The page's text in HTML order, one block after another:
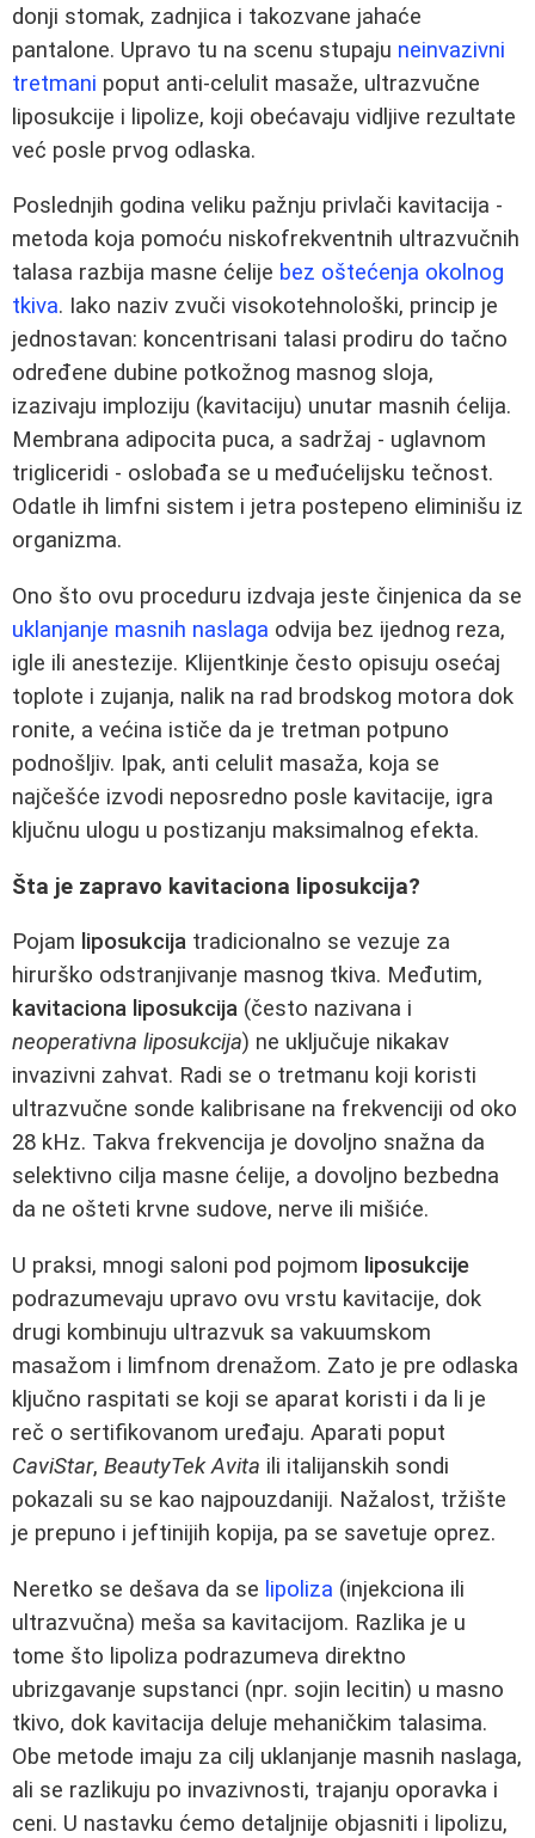
donji stomak, zadnjica i takozvane jahaće
pantalone. Upravo tu na scenu stupaju neinvazivni
tretmani poput anti‑celulit masaže, ultrazvučne
liposukcije i lipolize, koji obećavaju vidljive rezultate
već posle prvog odlaska.
Poslednjih godina veliku pažnju privlači kavitacija -
metoda koja pomoću niskofrekventnih ultrazvučnih
talasa razbija masne ćelije bez oštećenja okolnog
tkiva. Iako naziv zvuči visokotehnološki, princip je
jednostavan: koncentrisani talasi prodiru do tačno
određene dubine potkožnog masnog sloja,
izazivaju imploziju (kavitaciju) unutar masnih ćelija.
Membrana adipocita puca, a sadržaj - uglavnom
trigliceridi - oslobađa se u međućelijsku tečnost.
Odatle ih limfni sistem i jetra postepeno eliminišu iz
organizma.
Ono što ovu proceduru izdvaja jeste činjenica da se
uklanjanje masnih naslaga odvija bez ijednog reza,
igle ili anestezije. Klijentkinje često opisuju osećaj
toplote i zujanja, nalik na rad brodskog motora dok
ronite, a većina ističe da je tretman potpuno
podnošljiv. Ipak, anti celulit masaža, koja se
najčešće izvodi neposredno posle kavitacije, igra
ključnu ulogu u postizanju maksimalnog efekta.
Šta je zapravo kavitaciona liposukcija?
Pojam liposukcija tradicionalno se vezuje za
hirurško odstranjivanje masnog tkiva. Međutim,
kavitaciona liposukcija (često nazivana i
neoperativna liposukcija) ne uključuje nikakav
invazivni zahvat. Radi se o tretmanu koji koristi
ultrazvučne sonde kalibrisane na frekvenciji od oko
28 kHz. Takva frekvencija je dovoljno snažna da
selektivno cilja masne ćelije, a dovoljno bezbedna
da ne ošteti krvne sudove, nerve ili mišiće.
U praksi, mnogi saloni pod pojmom liposukcije
podrazumevaju upravo ovu vrstu kavitacije, dok
drugi kombinuju ultrazvuk sa vakuumskom
masažom i limfnom drenažom. Zato je pre odlaska
ključno raspitati se koji se aparat koristi i da li je
reč o sertifikovanom uređaju. Aparati poput
CaviStar, BeautyTek Avita ili italijanskih sondi
pokazali su se kao najpouzdaniji. Nažalost, tržište
je prepuno i jeftinijih kopija, pa se savetuje oprez.
Neretko se dešava da se lipoliza (injekciona ili
ultrazvučna) meša sa kavitacijom. Razlika je u
tome što lipoliza podrazumeva direktno
ubrizgavanje supstanci (npr. sojin lecitin) u masno
tkivo, dok kavitacija deluje mehaničkim talasima.
Obe metode imaju za cilj uklanjanje masnih naslaga,
ali se razlikuju po invazivnosti, trajanju oporavka i
ceni. U nastavku ćemo detaljnije objasniti i lipolizu,